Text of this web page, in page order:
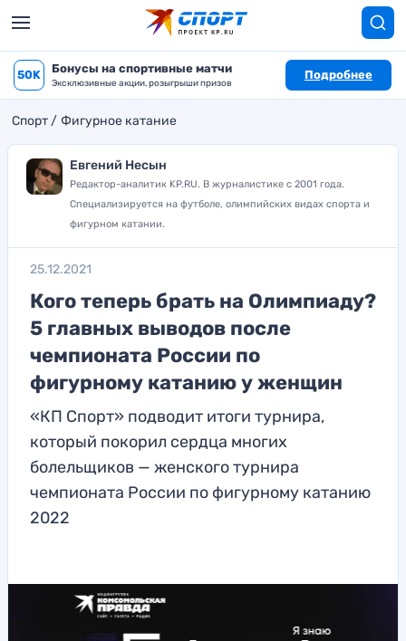
50K Бонусы на спортивные матчи
Эксклюзивные акции, розыгрыши призов
Подробнее
Спорт Фигурное катание
Евгений Несын
Редактор-аналитик KP.RU. В журналистике с 2001 года.
Специализируется на футболе, олимпийских видах спорта и
фигурном катании.
25.12.2021
Кого теперь брать на Олимпиаду?
5 главных выводов после
чемпионата России по
фигурному катанию у женщин
«КП Спорт» подводит итоги турнира,
который покорил сердца многих
болельщиков — женского турнира
чемпионата России по фигурному катанию
2022